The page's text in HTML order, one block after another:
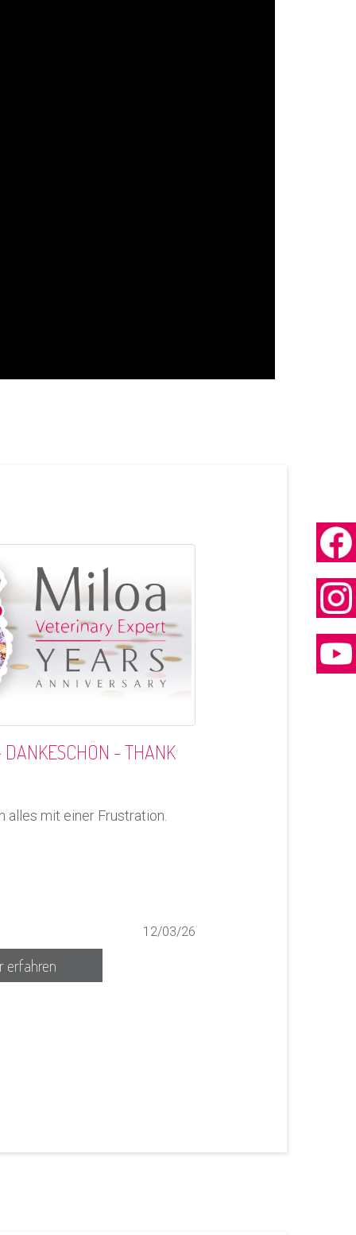
- THANK
alles mit einer Frustration.
12/03/26
erfahren